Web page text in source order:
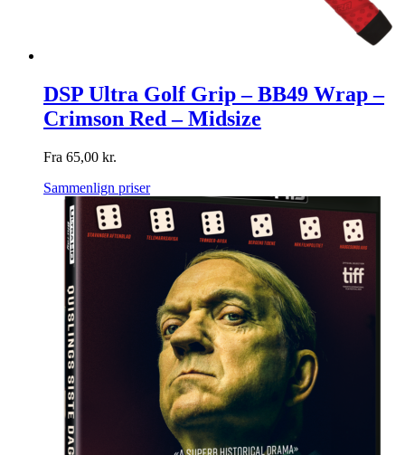
DSP Ultra Golf Grip – BB49 Wrap –
Crimson Red – Midsize
Fra 65,00 kr.
Sammenlign priser